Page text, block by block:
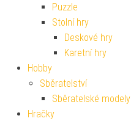
Puzzle
Stolní hry
Deskové hry
Karetní hry
Hobby
Sběratelství
Sběratelské modely
Hračky